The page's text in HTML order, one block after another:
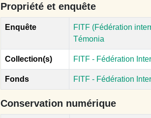
Propriété et enquête
Enquête
FITF (Fédération
Témonia
Collection(s) FITF - Fédération
Fonds FITF - Fédération
Conservation numérique